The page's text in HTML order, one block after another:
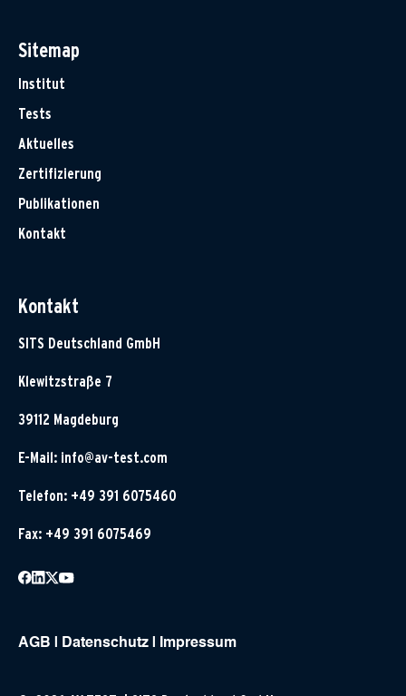
Sitemap
Institut
Tests
Aktuelles
Zertifizierung
Publikationen
Kontakt
Kontakt
SITS Deutschland GmbH
Klewitzstraße 7
39112 Magdeburg
E-Mail: info@av-test.com
Telefon: +49 391 6075460
Fax: +49 391 6075469
AGB Datenschutz Impressum